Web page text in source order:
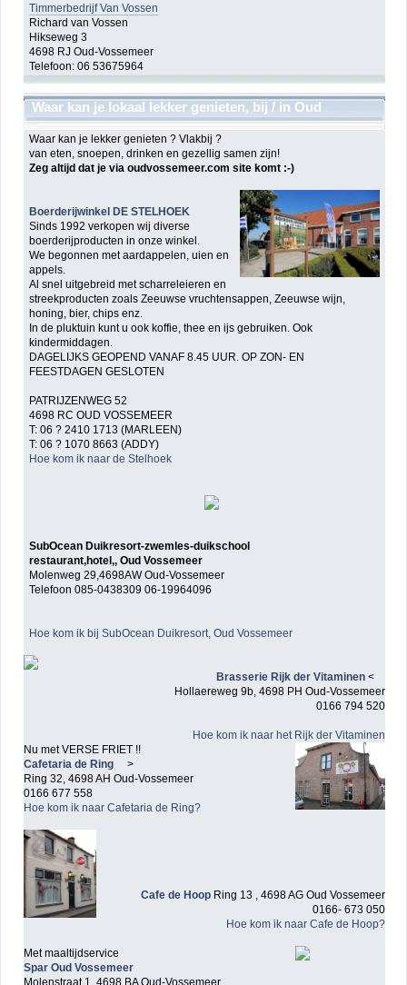
Timmerbedrijf Van Vossen
Richard van Vossen
Hikseweg 3
4698 RJ Oud-Vossemeer
Telefoon: 06 53675964
Waar kan je lokaal lekker genieten, bij / in Oud
Vossemeer ?
Waar kan je lekker genieten ? Vlakbij ?
van eten, snoepen, drinken en gezellig samen zijn!
Zeg altijd dat je via oudvossemeer.com site komt :-)
Boerderijwinkel DE STELHOEK
Sinds 1992 verkopen wij diverse
boerderijproducten in onze winkel.
We begonnen met aardappelen, uien en
appels.
Al snel uitgebreid met scharreleieren en
streekproducten zoals Zeeuwse vruchtensappen, Zeeuwse wijn,
honing, bier, chips enz.
In de pluktuin kunt u ook koffie, thee en ijs gebruiken. Ook
kindermiddagen.
DAGELIJKS GEOPEND VANAF 8.45 UUR. OP ZON- EN
FEESTDAGEN GESLOTEN
PATRIJZENWEG 52
4698 RC OUD VOSSEMEER
T: 06 ? 2410 1713 (MARLEEN)
T: 06 ? 1070 8663 (ADDY)
Hoe kom ik naar de Stelhoek
SubOcean Duikresort-zwemles-duikschool
restaurant,hotel,, Oud Vossemeer
Molenweg 29,4698AW Oud-Vossemeer
Telefoon 085-0438309 06-19964096
Hoe kom ik bij SubOcean Duikresort, Oud Vossemeer
Brasserie Rijk der Vitaminen <
Hollaereweg 9b, 4698 PH Oud-Vossemeer
0166 794 520
Hoe kom ik naar het Rijk der Vitaminen
Nu met VERSE FRIET !!
Cafetaria de Ring
>
Ring 32, 4698 AH Oud-Vossemeer
0166 677 558
Hoe kom ik naar Cafetaria de Ring?
Cafe de Hoop Ring 13 , 4698 AG Oud Vossemeer
0166- 673 050
Hoe kom ik naar Cafe de Hoop?
Met maaltijdservice
Spar Oud Vossemeer
Molenstraat 1, 4698 BA Oud-Vossemeer